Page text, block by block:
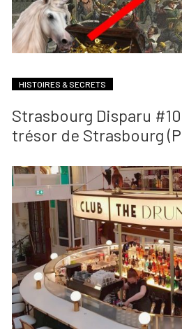
HISTOIRES & SECRETS
Strasbourg Disparu
trésor de Strasbourg